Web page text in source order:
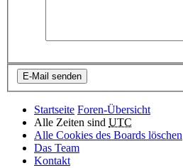
Startseite Foren-Übersicht
Alle Zeiten sind UTC
Alle Cookies des Boards löschen
Das Team
Kontakt